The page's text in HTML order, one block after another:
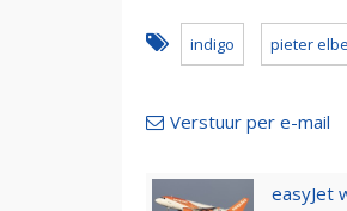
indigo pieter
Verstuur per e-mail
easyJet